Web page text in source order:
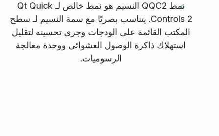
نمط QQC2 النسيم هو نمط خالص لـ Qt Quick
Controls 2. يتناسب بصريًا مع سمة النسيم لـ سطح
المكتب القائمة على الودجات وجرى تحسينه لتقليل
استهلاك ذاكرة الوصول العشوائي ووحدة معالجة
الرسوميات.